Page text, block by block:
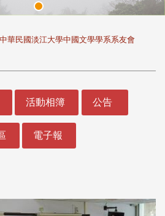
中華民國淡江大學中國文學學系系友會
活動相簿 公告
電子報